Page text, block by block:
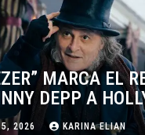
MARCA EL
DEPP A
PASO POR EL
2026 KARINA ELIAN